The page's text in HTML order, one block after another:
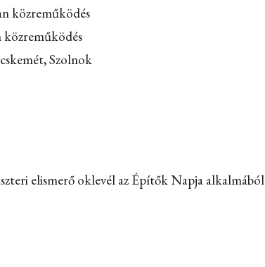
közreműködés
Szolnok
elismerő oklevél az Építők Napja alkalmából